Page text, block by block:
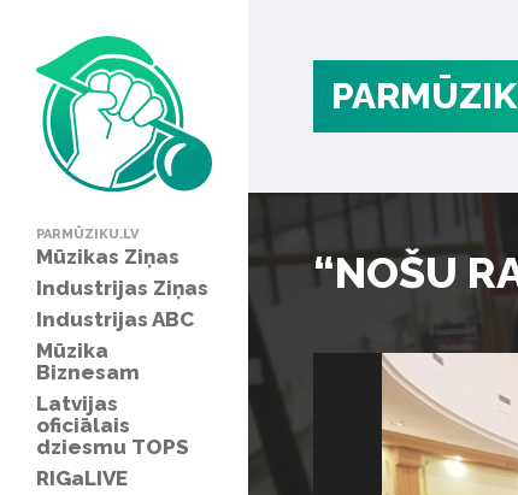
PARMŪZIKU.LV
Mūzikas Ziņas
Industrijas Ziņas
Industrijas ABC
Mūzika
Biznesam
Latvijas
oficiālais
dziesmu TOPS
RIGaLIVE
“NOŠU